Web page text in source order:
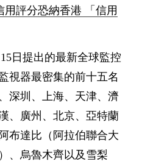
用評分恐納香港 「信用
日提出的最新全球監控
視器最密集的前十五名
深圳、上海、天津、濟
、廣州、北京、亞特蘭
布達比（阿拉伯聯合大
、烏魯木齊以及雪梨